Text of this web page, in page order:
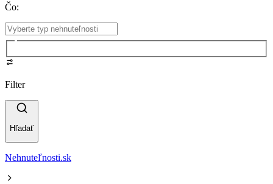
Čo:
Filter
Hľadať
Nehnuteľnosti.sk